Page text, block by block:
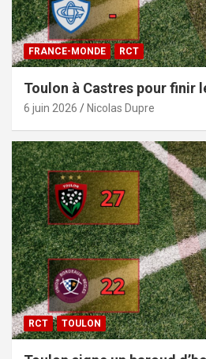
FRANCE-MONDE RCT
Toulon à Castres pour finir
6 juin 2026 Nicolas Dupre
RCT TOULON